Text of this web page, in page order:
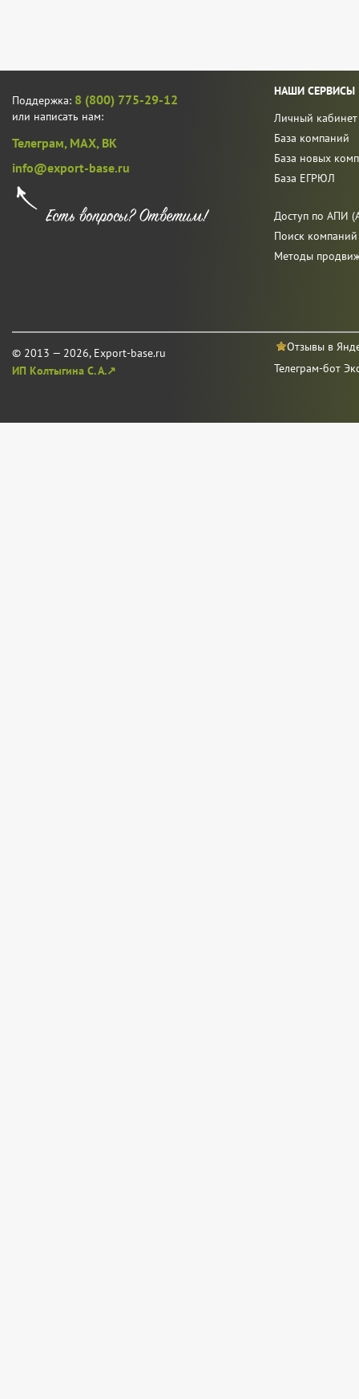
Поддержка: 8 (800) 775-29-12
или написать нам:
Телеграм, MAX, ВК
info@export-base.ru
© 2013 — 2026, Export-base.ru
ИП Колтыгина С. А.↗
НАШИ СЕРВИСЫ
Личный кабинет
База компаний
База новых
База ЕГРЮЛ
Доступ по АПИ
Поиск
Методы
Отзывы в
Телеграм-бот